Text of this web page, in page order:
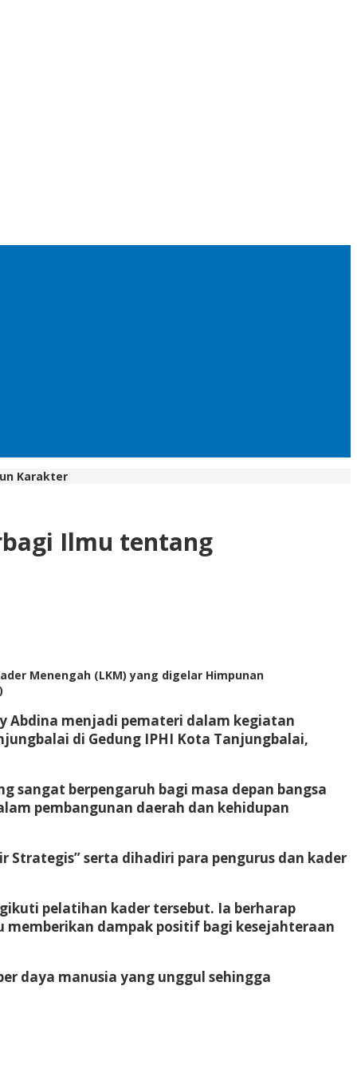
Karakter
Ilmu tentang
Menengah (LKM) yang digelar Himpunan
Abdina menjadi pemateri dalam kegiatan
di Gedung IPHI Kota Tanjungbalai,
sangat berpengaruh bagi masa depan bangsa
pembangunan daerah dan kehidupan
Strategis” serta dihadiri para pengurus dan kader
pelatihan kader tersebut. Ia berharap
dampak positif bagi kesejahteraan
daya manusia yang unggul sehingga